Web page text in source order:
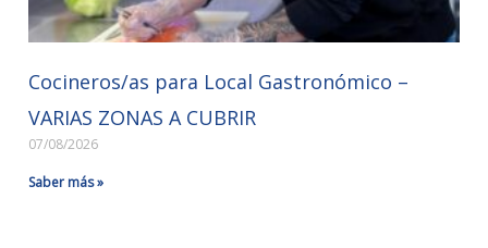
Cocineros/as para Local Gastronómico –
VARIAS ZONAS A CUBRIR
07/08/2026
Saber más »